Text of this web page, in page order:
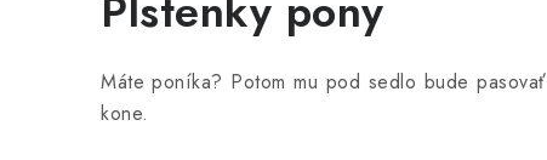
l
á
d
Máte poníka? Potom mu pod sedlo bude pasovať
kone.